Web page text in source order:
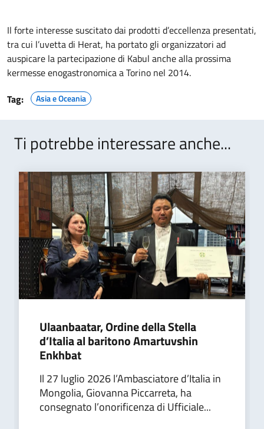
Il forte interesse suscitato dai prodotti d’eccellenza presentati,
tra cui l’uvetta di Herat, ha portato gli organizzatori ad
auspicare la partecipazione di Kabul anche alla prossima
kermesse enogastronomica a Torino nel 2014.
Tag:
Asia e Oceania
Ti potrebbe interessare anche...
Ulaanbaatar, Ordine della Stella
d’Italia al baritono Amartuvshin
Enkhbat
Il 27 luglio 2026 l’Ambasciatore d’Italia in
Mongolia, Giovanna Piccarreta, ha
consegnato l’onorificenza di Ufficiale...